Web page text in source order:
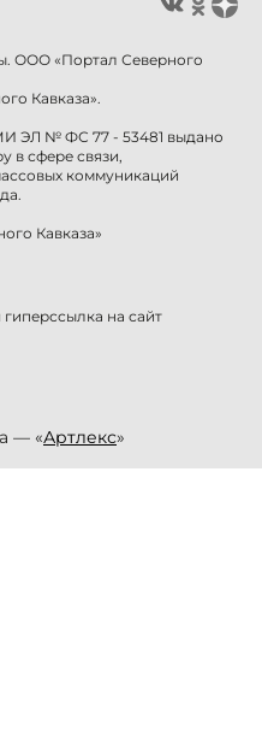
ООО «Портал Северного
Кавказа».
ЭЛ № ФС 77 - 53481 выдано
в сфере связи,
коммуникаций
Кавказа»
на сайт
— «Артлекс»